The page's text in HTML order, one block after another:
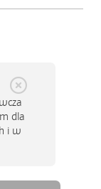
dla
i w